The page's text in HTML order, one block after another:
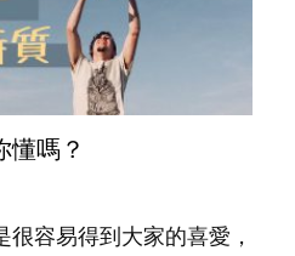
懂嗎？
很容易得到大家的喜愛，
沒捷徑
要跟相愛的人結婚，就自
，由懷孕開始到孩子呱呱
做好？
開始越好，有人卻說一時
，父母如何關顧自